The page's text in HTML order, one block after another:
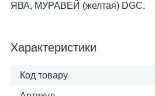
ЯВА, МУРАВЕЙ (желтая) DGC.
Характеристики
Код товару